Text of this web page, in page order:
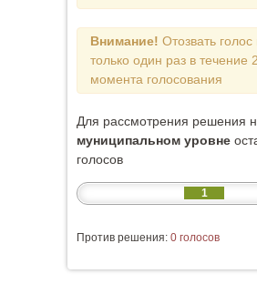
Внимание! Отозвать
только один раз в течение
момента голосования
Для рассмотрения решения
муниципальном уровне
голосов
1
Против решения: 0 голосов